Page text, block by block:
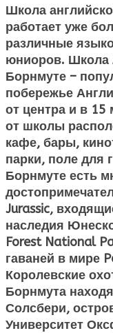
Школа
работает уже
различные
юниоров. Школа
Борнмуте –
побережье
от центра и в 15
от школы
кафе, бары,
парки, поле для
Борнмуте есть
Jurassic,
наследия
Forest National
гаваней в мире
Королевские
Борнмута
Солсбери,
Университет